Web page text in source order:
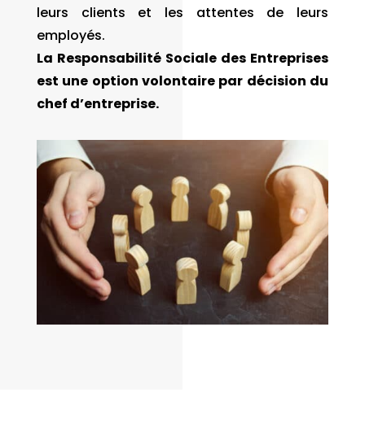
leurs clients et les attentes de leurs
employés.
La Responsabilité Sociale des Entreprises
est une option volontaire par décision du
chef d’entreprise.